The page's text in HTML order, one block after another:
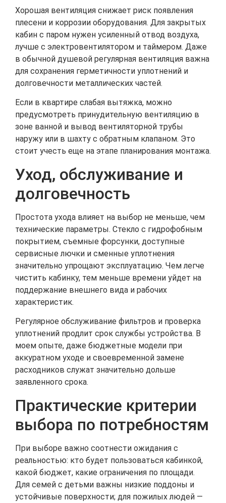
Хорошая вентиляция снижает риск появления
плесени и коррозии оборудования. Для закрытых
кабин с паром нужен усиленный отвод воздуха,
лучше с электровентилятором и таймером. Даже
в обычной душевой регулярная вентиляция важна
для сохранения герметичности уплотнений и
долговечности металлических частей.
Если в квартире слабая вытяжка, можно
предусмотреть принудительную вентиляцию в
зоне ванной и вывод вентиляторной трубы
наружу или в шахту с обратным клапаном. Это
стоит учесть еще на этапе планирования монтажа.
Уход, обслуживание и
долговечность
Простота ухода влияет на выбор не меньше, чем
технические параметры. Стекло с гидрофобным
покрытием, съемные форсунки, доступные
сервисные лючки и сменные уплотнения
значительно упрощают эксплуатацию. Чем легче
чистить кабинку, тем меньше времени уйдет на
поддержание внешнего вида и рабочих
характеристик.
Регулярное обслуживание фильтров и проверка
уплотнений продлит срок службы устройства. В
моем опыте, даже бюджетные модели при
аккуратном уходе и своевременной замене
расходников служат значительно дольше
заявленного срока.
Практические критерии
выбора по потребностям
При выборе важно соотнести ожидания с
реальностью: кто будет пользоваться кабинкой,
какой бюджет, какие ограничения по площади.
Для семей с детьми важны низкие поддоны и
устойчивые поверхности; для пожилых людей —